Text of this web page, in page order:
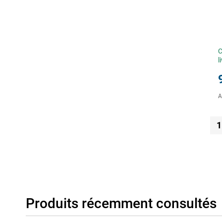
1
Produits récemment consultés